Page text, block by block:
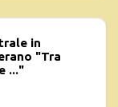
in
"Tra
..."